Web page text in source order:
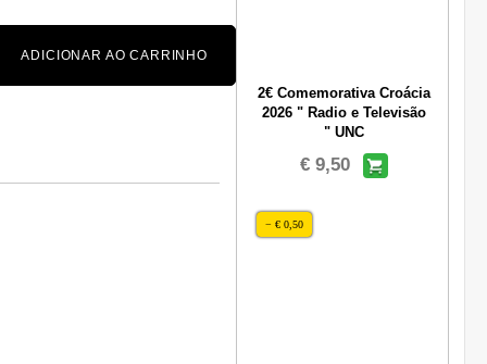
ADICIONAR AO CARRINHO
2€ Comemorativa Croácia
2026 " Radio e Televisão
" UNC
€ 9,50
− € 0,50